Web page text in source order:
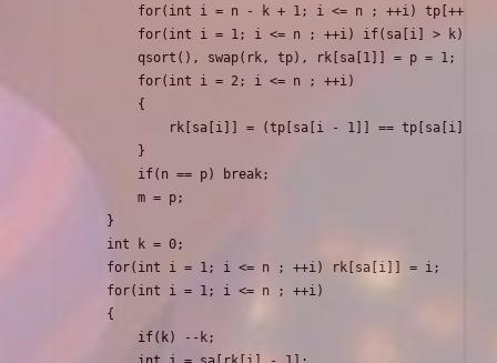
for(int i = n - k + 1; i <= n ; ++i) tp[++p]
for(int i = 1; i <= n ; ++i) if(sa[i] > k)
            qsort(), swap(rk, tp), rk[sa[1]] = p = 1;
            for(int i = 2; i <= n ; ++i)
            {
rk[sa[i]] = (tp[sa[i - 1]] == tp[sa[i]]
            }
            if(n == p) break;
            m = p;
        }
        int k = 0;
        for(int i = 1; i <= n ; ++i) rk[sa[i]] = i;
        for(int i = 1; i <= n ; ++i)
        {
            if(k) --k;